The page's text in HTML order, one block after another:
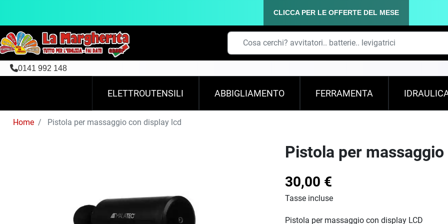
CLICCA PER LE OFFERTE DEL MESE
0141 992 148
ELETTROUTENSILI ABBIGLIAMENTO FERRAMENTA
Home Pistola per massaggio con display lcd
Pistola per
30,00 €
Tasse incluse
Pistola per massaggio con display LCD